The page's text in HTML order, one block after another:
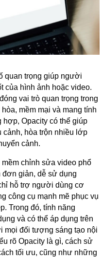
quan trọng giúp người
của hình ảnh hoặc video.
vai trò quan trọng trong
mềm mại và mang tính
hợp, Opacity có thể giúp
cảnh, hòa trộn nhiều lớp
cảnh.
chỉnh sửa video phổ
đơn giản, dễ sử dụng
hỗ trợ người dùng cơ
công cụ mạnh mẽ phục vụ
Trong đó, tính năng
và có thể áp dụng trên
mọi đối tượng sáng tạo nội
rõ Opacity là gì, cách sử
tối ưu, cũng như những